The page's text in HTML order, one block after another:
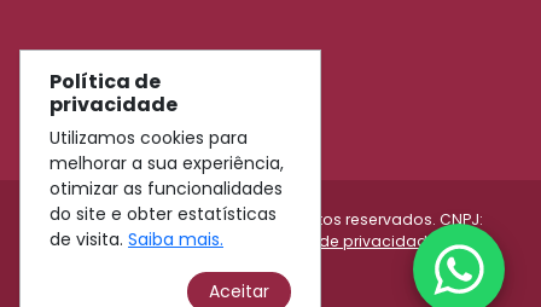
Redes Sociais
© 2026 Sinepe-PE - Todos os direitos reservados. CNPJ:
11.009.990/0001-45 |
Política de privacidade
Política de
privacidade
Utilizamos cookies para
melhorar a sua experiência,
otimizar as funcionalidades
do site e obter estatísticas
de visita. Saiba mais.
Aceitar